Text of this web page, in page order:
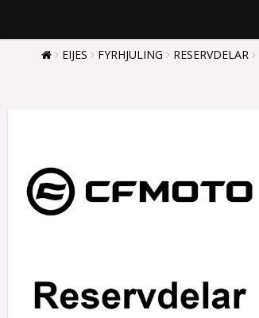
EIJES FYRHJULING RESERVDELAR